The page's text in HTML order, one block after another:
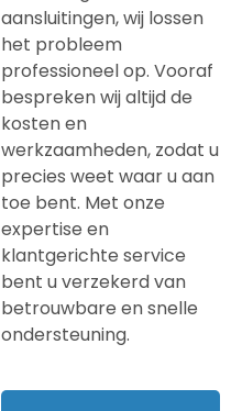
aansluitingen, wij lossen
het probleem
professioneel op. Vooraf
bespreken wij altijd de
kosten en
werkzaamheden, zodat u
precies weet waar u aan
toe bent. Met onze
expertise en
klantgerichte service
bent u verzekerd van
betrouwbare en snelle
ondersteuning.